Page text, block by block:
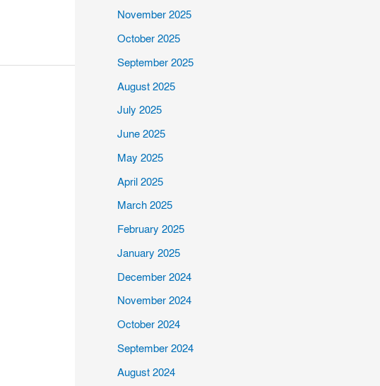
November 2025
October 2025
September 2025
August 2025
July 2025
June 2025
May 2025
April 2025
March 2025
February 2025
January 2025
December 2024
November 2024
October 2024
September 2024
August 2024